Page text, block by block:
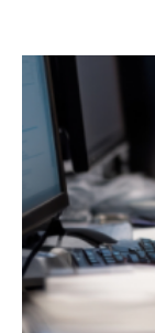
de
Bougival
Journal
officiel
Conseil
d’État
rejette
un
recours
contre
la
suspension